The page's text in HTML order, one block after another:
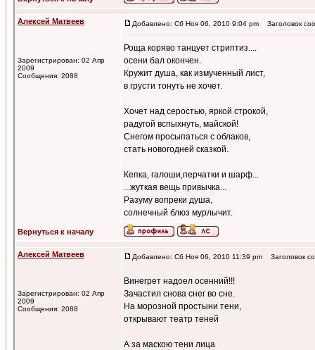
Алексей Матвеев
Зарегистрирован: 02 Апр
2009
Сообщения: 2088
Добавлено: Сб Ноя 06, 2010 9:04 pm Заголовок
Роща коряво танцует стриптиз....
осени бал окончен.
Кружит душа, как измученный лист,
в грусти тонуть не хочет.
Хочет над серостью, яркой строкой,
радугой вспыхнуть, майской!
Снегом просыпаться с облаков,
стать новогодней сказкой.
Кепка, галоши,перчатки и шарф...
...жуткая вещь привычка...
Разуму вопреки душа,
солнечный блюз мурлычит.
Вернуться к началу
Алексей Матвеев
Зарегистрирован: 02 Апр
2009
Сообщения: 2088
Добавлено: Сб Ноя 06, 2010 11:39 pm Заголовок
Винегрет надоел осенний!!!
Зачастил снова снег во сне.
На морозной простыни тени,
открывают театр теней
А за маскою тени лица